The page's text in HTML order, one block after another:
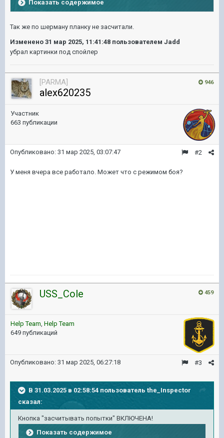
Показать содержимое
Так же по шерману планку не засчитали.
Изменено 31 мар 2025, 11:41:48 пользователем Jadd
убрал картинки под спойлер
946
[PARMA]
alex620235
Участник
663 публикации
#2
Опубликовано: 31 мар 2025, 03:07:47
У меня вчера все работало. Может что с режимом боя?
459
USS_Cole
Help Team, Help Team
649 публикаций
#3
Опубликовано: 31 мар 2025, 06:27:18
В 31.03.2025 в 02:58:54 пользователь the_Inspector
сказал:
Кнопка "засчитывать попытки" ВКЛЮЧЕНА!
Показать содержимое